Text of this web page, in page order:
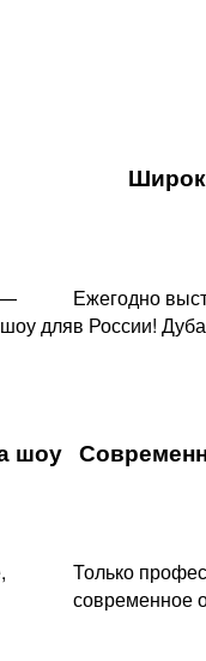
—
для
Ежегодно
в России!
шоу​
Только
современное